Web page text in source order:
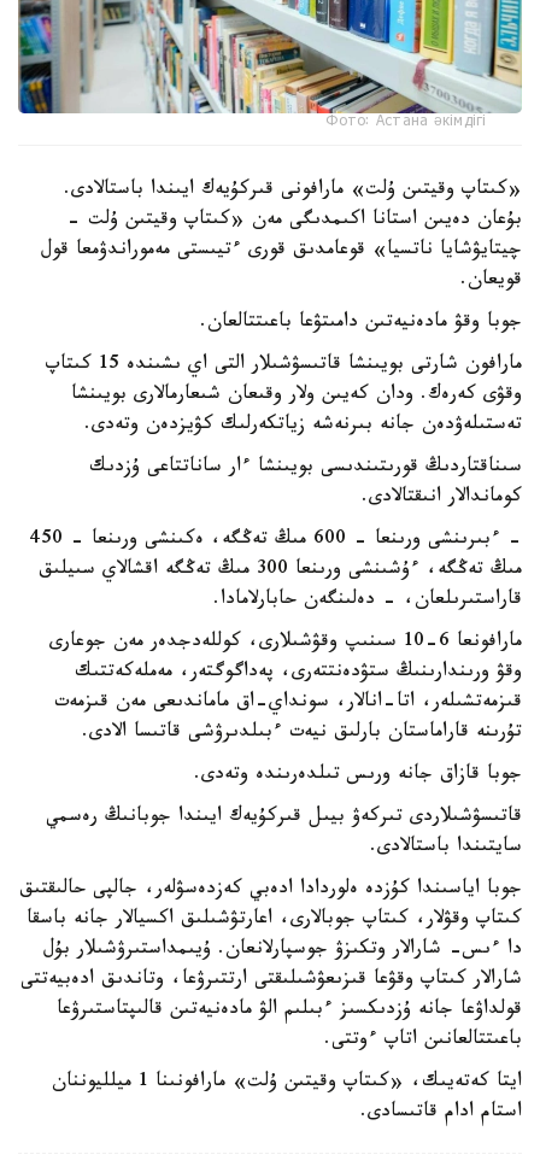
Фото: Астана әкімдігі
«كىتاپ وقيتىن ۇلت» مارافونى قىركۇيەك ايىندا باستالادى.
بۇعان دەيىن استانا اكىمدىگى مەن «كىتاپ وقيتىن ۇلت -
چيتايۋشايا ناتسيا» قوعامدىق قورى ءتيىستى مەموراندۋمعا قول
قويعان.
جوبا وقۋ مادەنيەتىن دامىتۋعا باعىتتالعان.
مارافون شارتى بويىنشا قاتىسۋشىلار التى اي ىشىندە 15 كىتاپ
وقۋى كەرەك. ودان كەيىن ولار وقىعان شىعارمالارى بويىنشا
تەستىلەۋدەن جانە بىرنەشە زياتكەرلىك كۋيزدەن وتەدى.
سىناقتاردىڭ قورىتىندىسى بويىنشا ءار ساناتتاعى ۇزدىك
كوماندالار انىقتالادى.
- ءبىرىنشى ورىنعا - 600 مىڭ تەڭگە، ەكىنشى ورىنعا - 450
مىڭ تەڭگە، ءۇشىنشى ورىنعا 300 مىڭ تەڭگە اقشالاي سىيلىق
قاراستىرىلعان، - دەلىنگەن حابارلامادا.
مارافونعا 6-10 سىنىپ وقۋشىلارى، كوللەدجدەر مەن جوعارى
وقۋ ورىندارىنىڭ ستۋدەنتتەرى، پەداگوگتەر، مەملەكەتتىك
قىزمەتشىلەر، اتا-انالار، سونداي-اق ماماندىعى مەن قىزمەت
تۇرىنە قاراماستان بارلىق نيەت ءبىلدىرۋشى قاتىسا الادى.
جوبا قازاق جانە ورىس تىلدەرىندە وتەدى.
قاتىسۋشىلاردى تىركەۋ بيىل قىركۇيەك ايىندا جوبانىڭ رەسمي
سايتىندا باستالادى.
جوبا اياسىندا كۇزدە ەلوردادا ادەبي كەزدەسۋلەر، جالپى حالىقتىق
كىتاپ وقۋلار، كىتاپ جوبالارى، اعارتۋشىلىق اكسيالار جانە باسقا
دا ءىس- شارالار وتكىزۋ جوسپارلانعان. ۇيىمداستىرۋشىلار بۇل
شارالار كىتاپ وقۋعا قىزىعۋشىلىقتى ارتتىرۋعا، وتاندىق ادەبيەتتى
قولداۋعا جانە ۇزدىكسىز ءبىلىم الۋ مادەنيەتىن قالىپتاستىرۋعا
باعىتتالعانىن اتاپ ءوتتى.
ايتا كەتەيىك، «كىتاپ وقيتىن ۇلت» مارافونىنا 1 ميلليوننان
استام ادام قاتىسادى.